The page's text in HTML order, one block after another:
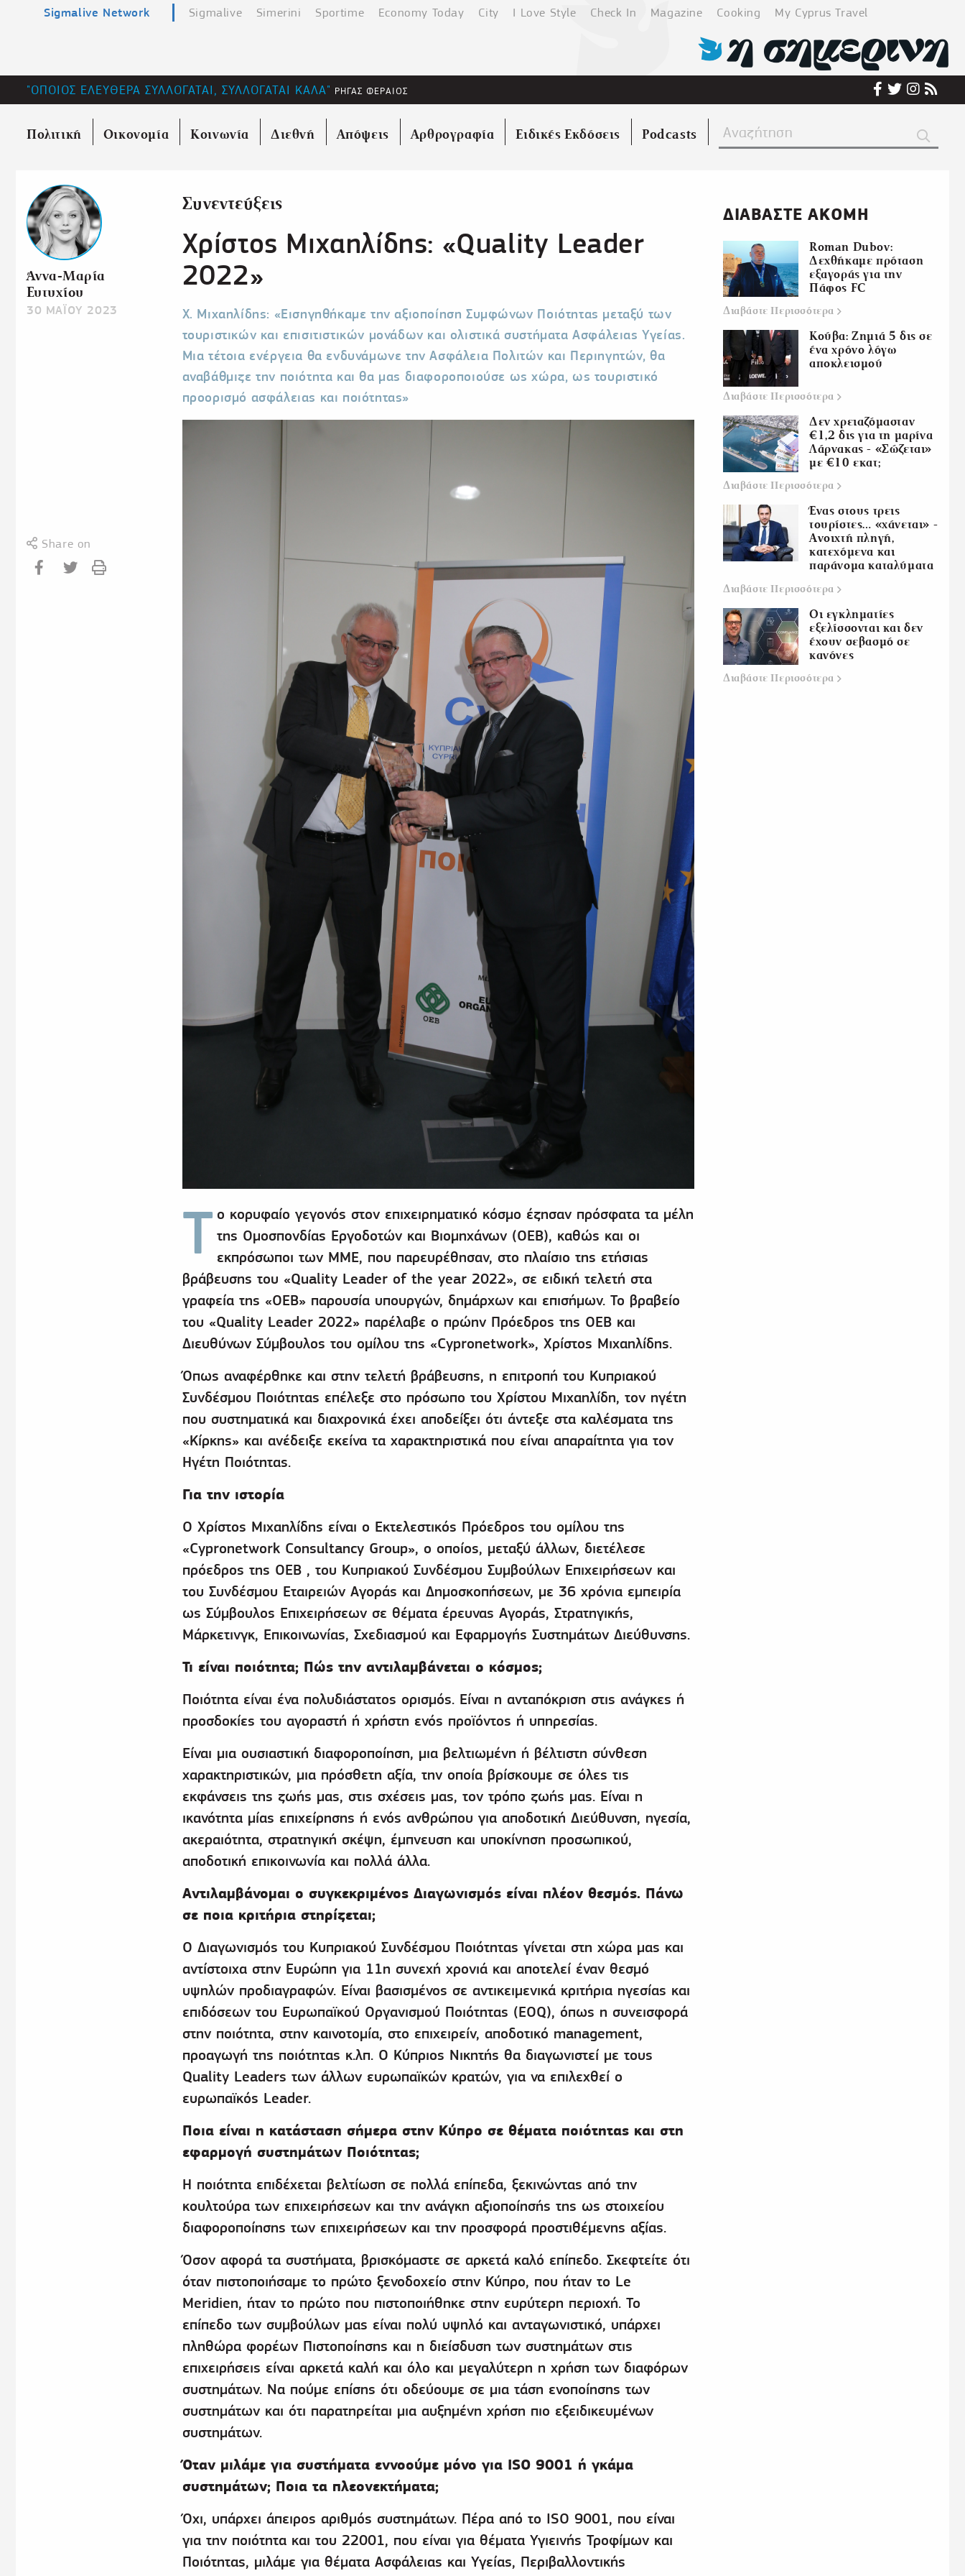
Sigmalive Network Sigmalive Simerini Sportime Economy Today City I Love Style Check In Magazine Cooking My Cyprus Travel
"ΟΠΟΙΟΣ ΕΛΕΥΘΕΡΑ ΣΥΛΛΟΓΑΤΑΙ, ΣΥΛΛΟΓΑΤΑΙ ΚΑΛΑ" ΡΗΓΑΣ ΦΕΡΑΙΟΣ
Πολιτική Οικονομία Κοινωνία Διεθνή Απόψεις Αρθρογραφία Ειδικές Εκδόσεις Podcasts
Άννα-Μαρία
Ευτυχίου
30 ΜΑΪΟΥ 2023
Share on
Συνεντεύξεις
Χρίστος Μιχαηλίδης: «Quality Leader
2022»
Χ. Μιχαηλίδης: «Εισηγηθήκαμε την αξιοποίηση Συμφώνων Ποιότητας μεταξύ των
τουριστικών και επισιτιστικών μονάδων και ολιστικά συστήματα Ασφάλειας Υγείας.
Μια τέτοια ενέργεια θα ενδυνάμωνε την Ασφάλεια Πολιτών και Περιηγητών, θα
αναβάθμιζε την ποιότητα και θα μας διαφοροποιούσε ως χώρα, ως τουριστικό
προορισμό ασφάλειας και ποιότητας»
Τ ο κορυφαίο γεγονός στον επιχειρηματικό κόσμο έζησαν πρόσφατα τα μέλη
της Ομοσπονδίας Εργοδοτών και Βιομηχάνων (OEB), καθώς και οι
εκπρόσωποι των ΜΜΕ, που παρευρέθησαν, στο πλαίσιο της ετήσιας
βράβευσης του «Quality Leader of the year 2022», σε ειδική τελετή στα
γραφεία της «ΟΕΒ» παρουσία υπουργών, δημάρχων και επισήμων. Το βραβείο
του «Quality Leader 2022» παρέλαβε ο πρώην Πρόεδρος της ΟΕΒ και
Διευθύνων Σύμβουλος του ομίλου της «Cypronetwork», Χρίστος Μιχαηλίδης.
Όπως αναφέρθηκε και στην τελετή βράβευσης, η επιτροπή του Κυπριακού
Συνδέσμου Ποιότητας επέλεξε στο πρόσωπο του Χρίστου Μιχαηλίδη, τον ηγέτη
που συστηματικά και διαχρονικά έχει αποδείξει ότι άντεξε στα καλέσματα της
«Κίρκης» και ανέδειξε εκείνα τα χαρακτηριστικά που είναι απαραίτητα για τον
Ηγέτη Ποιότητας.
Για την ιστορία
Ο Χρίστος Μιχαηλίδης είναι ο Εκτελεστικός Πρόεδρος του ομίλου της
«Cypronetwork Consultancy Group», ο οποίος, μεταξύ άλλων, διετέλεσε
πρόεδρος της ΟΕΒ , του Κυπριακού Συνδέσμου Συμβούλων Επιχειρήσεων και
του Συνδέσμου Εταιρειών Αγοράς και Δημοσκοπήσεων, με 36 χρόνια εμπειρία
ως Σύμβουλος Επιχειρήσεων σε θέματα έρευνας Αγοράς, Στρατηγικής,
Μάρκετινγκ, Επικοινωνίας, Σχεδιασμού και Εφαρμογής Συστημάτων Διεύθυνσης.
Τι είναι ποιότητα; Πώς την αντιλαμβάνεται ο κόσμος;
Ποιότητα είναι ένα πολυδιάστατος ορισμός. Είναι η ανταπόκριση στις ανάγκες ή
προσδοκίες του αγοραστή ή χρήστη ενός προϊόντος ή υπηρεσίας.
Είναι μια ουσιαστική διαφοροποίηση, μια βελτιωμένη ή βέλτιστη σύνθεση
χαρακτηριστικών, μια πρόσθετη αξία, την οποία βρίσκουμε σε όλες τις
εκφάνσεις της ζωής μας, στις σχέσεις μας, τον τρόπο ζωής μας. Είναι η
ικανότητα μίας επιχείρησης ή ενός ανθρώπου για αποδοτική Διεύθυνση, ηγεσία,
ακεραιότητα, στρατηγική σκέψη, έμπνευση και υποκίνηση προσωπικού,
αποδοτική επικοινωνία και πολλά άλλα.
Αντιλαμβάνομαι ο συγκεκριμένος Διαγωνισμός είναι πλέον θεσμός. Πάνω
σε ποια κριτήρια στηρίζεται;
Ο Διαγωνισμός του Κυπριακού Συνδέσμου Ποιότητας γίνεται στη χώρα μας και
αντίστοιχα στην Ευρώπη για 11η συνεχή χρονιά και αποτελεί έναν θεσμό
υψηλών προδιαγραφών. Είναι βασισμένος σε αντικειμενικά κριτήρια ηγεσίας και
επιδόσεων του Ευρωπαϊκού Οργανισμού Ποιότητας (EOQ), όπως η συνεισφορά
στην ποιότητα, στην καινοτομία, στο επιχειρείν, αποδοτικό management,
προαγωγή της ποιότητας κ.λπ. Ο Κύπριος Νικητής θα διαγωνιστεί με τους
Quality Leaders των άλλων ευρωπαϊκών κρατών, για να επιλεχθεί ο
ευρωπαϊκός Leader.
Ποια είναι η κατάσταση σήμερα στην Κύπρο σε θέματα ποιότητας και στη
εφαρμογή συστημάτων Ποιότητας;
Η ποιότητα επιδέχεται βελτίωση σε πολλά επίπεδα, ξεκινώντας από την
κουλτούρα των επιχειρήσεων και την ανάγκη αξιοποίησής της ως στοιχείου
διαφοροποίησης των επιχειρήσεων και την προσφορά προστιθέμενης αξίας.
Όσον αφορά τα συστήματα, βρισκόμαστε σε αρκετά καλό επίπεδο. Σκεφτείτε ότι
όταν πιστοποιήσαμε το πρώτο ξενοδοχείο στην Κύπρο, που ήταν το Le
Meridien, ήταν το πρώτο που πιστοποιήθηκε στην ευρύτερη περιοχή. Το
επίπεδο των συμβούλων μας είναι πολύ υψηλό και ανταγωνιστικό, υπάρχει
πληθώρα φορέων Πιστοποίησης και η διείσδυση των συστημάτων στις
επιχειρήσεις είναι αρκετά καλή και όλο και μεγαλύτερη η χρήση των διαφόρων
συστημάτων. Να πούμε επίσης ότι οδεύουμε σε μια τάση ενοποίησης των
συστημάτων και ότι παρατηρείται μια αυξημένη χρήση πιο εξειδικευμένων
συστημάτων.
Όταν μιλάμε για συστήματα εννοούμε μόνο για ISO 9001 ή γκάμα
συστημάτων; Ποια τα πλεονεκτήματα;
Όχι, υπάρχει άπειρος αριθμός συστημάτων. Πέρα από το ISO 9001, που είναι
για την ποιότητα και του 22001, που είναι για θέματα Υγιεινής Τροφίμων και
Ποιότητας, μιλάμε για θέματα Ασφάλειας και Υγείας, Περιβαλλοντικής
ΔΙΑΒΑΣΤΕ ΑΚΟΜΗ
Roman Dubov:
Δεχθήκαμε πρόταση
εξαγοράς για την
Πάφος FC
Διαβάστε Περισσότερα
Κούβα: Ζημιά 5 δις σε
ένα χρόνο λόγω
αποκλεισμού
Διαβάστε Περισσότερα
Δεν χρειαζόμασταν
€1,2 δις για τη μαρίνα
Λάρνακας - «Σώζεται»
με €10 εκατ;
Διαβάστε Περισσότερα
Ένας στους τρεις
τουρίστες… «χάνεται» -
Ανοιχτή πληγή,
κατεχόμενα και
παράνομα καταλύματα
Διαβάστε Περισσότερα
Οι εγκληματίες
εξελίσσονται και δεν
έχουν σεβασμό σε
κανόνες
Διαβάστε Περισσότερα